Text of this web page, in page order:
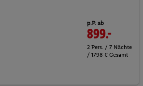
p.P. ab
899.-
2 Pers. / 7 Nächte
/ 1798 € Gesamt